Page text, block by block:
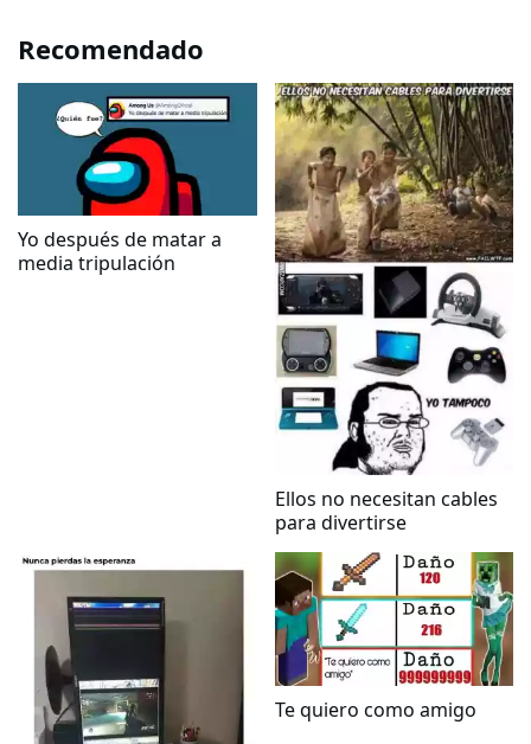
Recomendado
Yo después de matar a
media tripulación
Ellos no necesitan cables
para divertirse
Te quiero como amigo